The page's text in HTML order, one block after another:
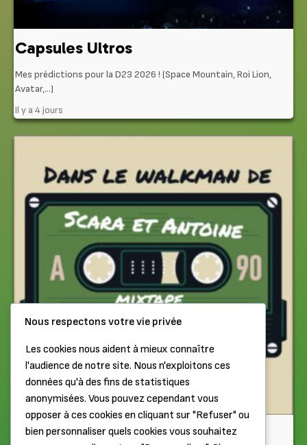
Capsules Ultros
Mes prédictions pour la D23 2026 ! (Space Mountain, Roi Lion,
Avatar,…)
Il y a 4 jours
Chiptune
Nous respectons votre vie privée
Les cookies nous aident à mieux connaître
l'audience de notre site. Nous n'exploitons ces
données qu'à des fins de statistiques
anonymisées. Vous pouvez cependant vous
opposer à ces cookies en cliquant sur "Refuser" ou
bien personnaliser quels cookies vous souhaitez